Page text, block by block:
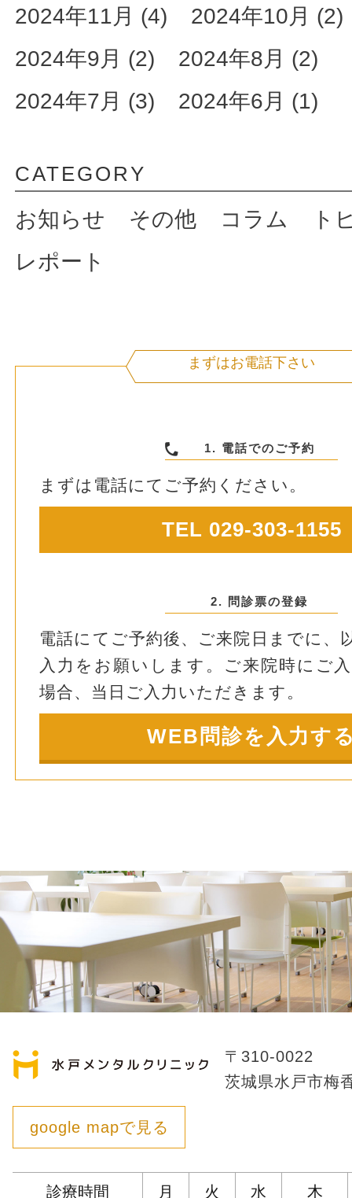
2024年11月 (4)
2024年10月 (2)
2024年9月 (2)
2024年8月 (2)
2024年7月 (3)
2024年6月 (1)
CATEGORY
お知らせ その他 コラム
ト
レポート
まずはお電話下さい
1. 電話でのご予約
まずは電話にてご予約ください。
TEL 029-303-1155
2. 問診票の登録
電話にてご予約後、ご来院日までに、
入力をお願いします。ご来院時にご
場合、当日ご入力いただきます。
WEB問診を入力す
〒310-0022
茨城県水戸市梅
google mapで見る
診療時間 月 火 水 木